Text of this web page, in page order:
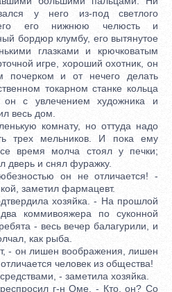
у него из-под светлого
его нижнюю челюсть и
бордюр клумбу, его вытянутое
глазками и крючковатым
игре, хороший охотник, он
почерком и от нечего делать
токарном станке кольца
с увлечением художника и
весь дом.
комнату, но оттуда надо
трех мельников. И пока ему
время молча стоял у печки;
дверь и снял фуражку.
он не отличается! -
заметил фармацевт.
хозяйка. - На прошлой
коммивояжера по суконной
- весь вечер балагурили, и
как рыба.
- он лишен воображения, лишен
человек из общества!
- заметила хозяйка.
г-н Оме. - Кто, он? Со